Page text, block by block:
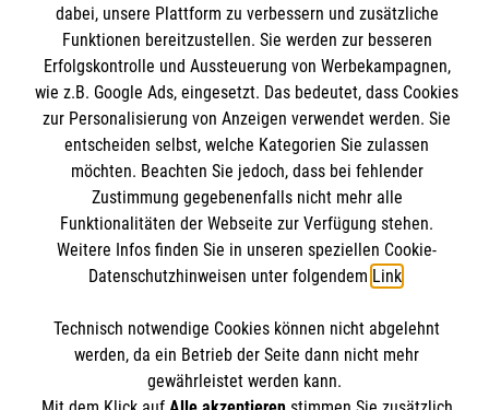
Mitarbeiten & Stellenangebote
Wir Malteser
Kontakt
Impressum
Datenschutz
Malteser online
Malteserorden
Malteser Jugend
Malteser International
Mediathek
Spendenkonto
Empfänger: Malteser Hilfsdienst e.V.
IBAN: DE14 3706 0120 1201 2170 12
BIC: GENODED1PA7
Soziale Netzwerke
dabei, unsere Plattform zu verbessern und zusätzliche
Funktionen bereitzustellen. Sie werden zur besseren
Erfolgskontrolle und Aussteuerung von Werbekampagnen,
wie z.B. Google Ads, eingesetzt. Das bedeutet, dass Cookies
zur Personalisierung von Anzeigen verwendet werden. Sie
entscheiden selbst, welche Kategorien Sie zulassen
möchten. Beachten Sie jedoch, dass bei fehlender
Zustimmung gegebenenfalls nicht mehr alle
Funktionalitäten der Webseite zur Verfügung stehen.
Weitere Infos finden Sie in unseren speziellen Cookie-
Datenschutzhinweisen unter folgendem Link.
Technisch notwendige Cookies können nicht abgelehnt
werden, da ein Betrieb der Seite dann nicht mehr
gewährleistet werden kann.